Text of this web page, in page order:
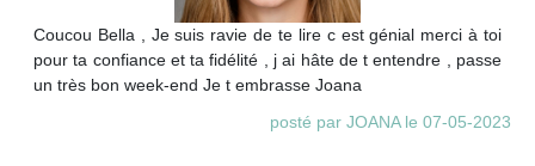
Coucou Bella , Je suis ravie de te lire c est génial merci à toi
pour ta confiance et ta fidélité , j ai hâte de t entendre , passe
un très bon week-end Je t embrasse Joana
posté par JOANA le 07-05-2023